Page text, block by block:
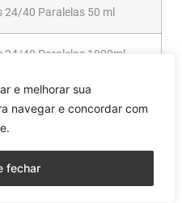
e melhorar sua
navegar e concordar com
fechar
40 Paralelas 50 ml
24/40 Paralelas 1000ml
40 paralelas 12000ml